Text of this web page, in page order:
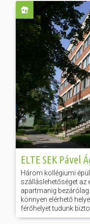
ELTE SEK Pável
Három kollégiumi
szálláslehetőséget
apartmanig
könnyen elérhető
férőhelyet tudunk